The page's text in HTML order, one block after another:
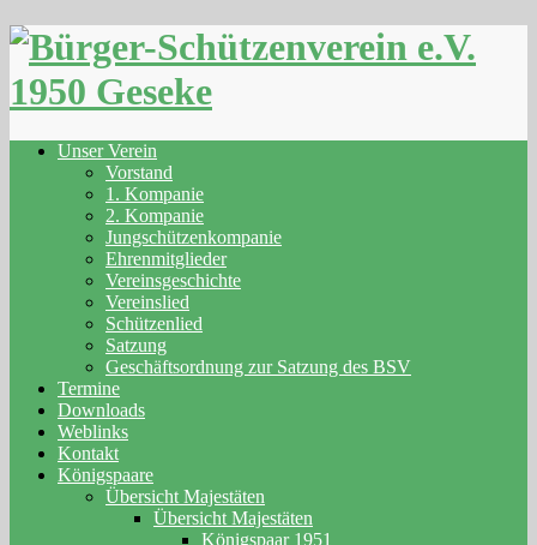
Skip
content
Unser Verein
Vorstand
1. Kompanie
2. Kompanie
Jungschützenkompanie
Ehrenmitglieder
Vereinsgeschichte
Vereinslied
Schützenlied
Satzung
Geschäftsordnung zur Satzung des BSV
Termine
Downloads
Weblinks
Kontakt
Königspaare
Übersicht Majestäten
Übersicht Majestäten
Königspaar 1951